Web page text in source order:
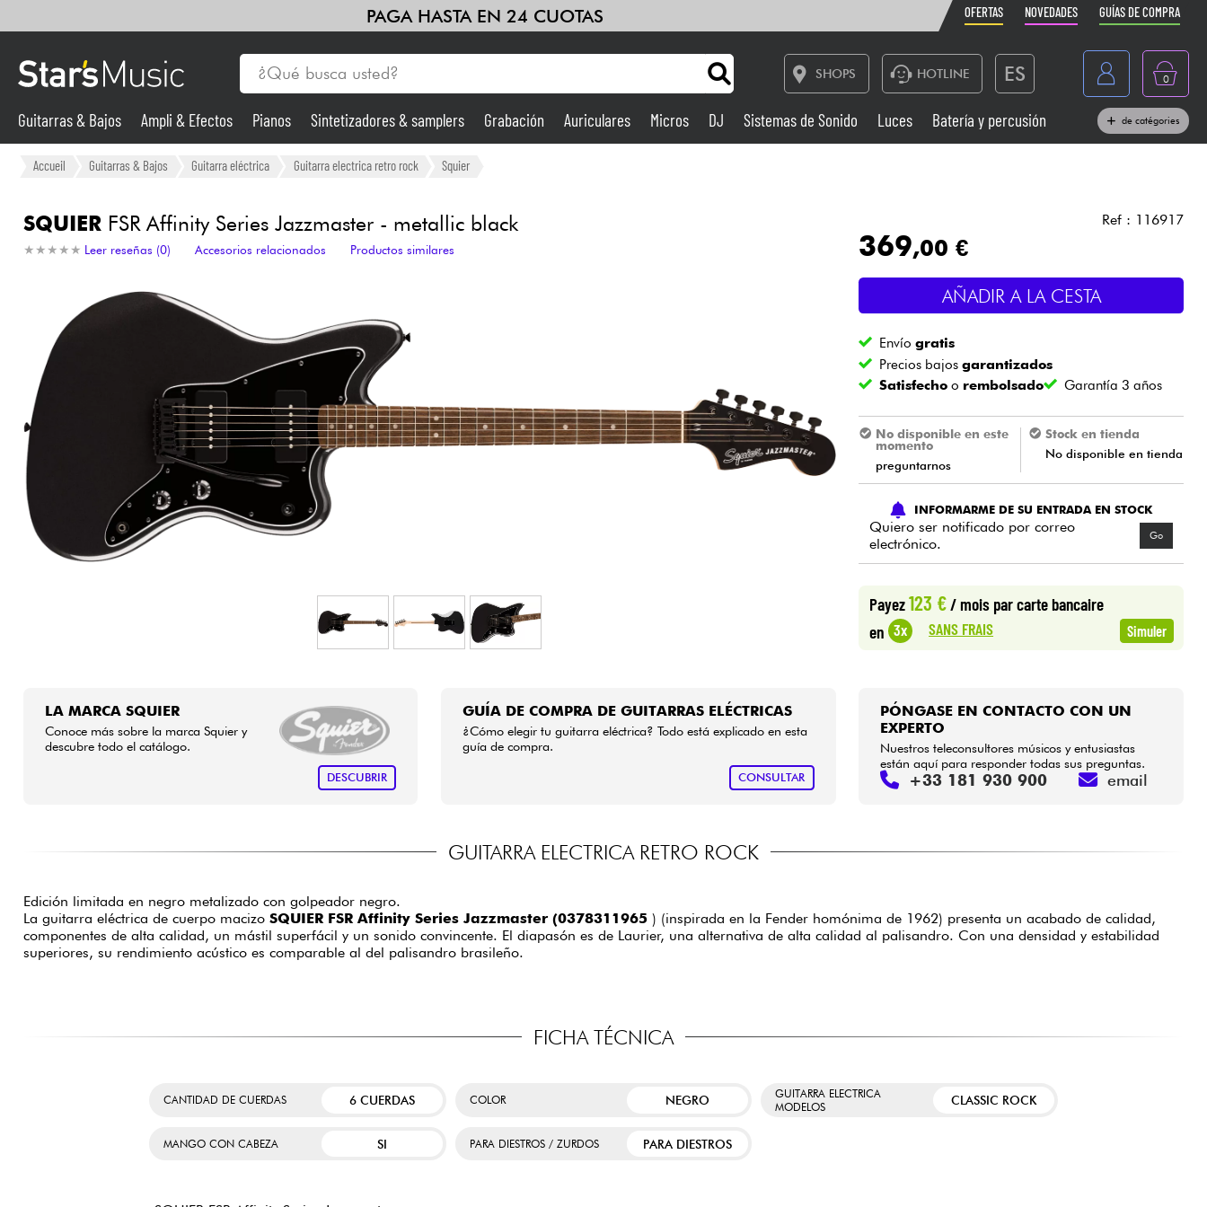
PAGA HASTA EN 24 CUOTAS OFERTAS NOVEDADES GUÍAS DE COMPRA
SHOPS HOTLINE ES
France
Belgique
Nederland
0
Guitarras & Bajos
Sintetizadores & samplers Grabación
Sistemas de Sonido
Luces Vientos
Cables & Acces.
Bundle
Ver nuestras marcas
Guitarras & Bajos Ampli & Efectos Pianos Sintetizadores & samplers Grabación Auriculares Micros DJ Sistemas de Sonido Luces
Batería y percusión
de catégories
Accueil Guitarras & Bajos Guitarra eléctrica Guitarra electrica retro rock Squier
SQUIERFSR Affinity Series Jazzmaster - metallic black
★ ★ ★ ★ ★
★ ★ ★ ★ ★ Leer reseñas (0) Accesorios relacionados Productos similares
Ref : 116917
369,00 €
AÑADIR A LA CESTA
Envíogratis
Precios bajosgarantizados
Satisfecho o rembolsado Garantía 3 años
No disponible en este
momento
preguntarnos
Stock en tienda
No disponible en tienda
INFORMARME DE SU ENTRADA EN STOCK
Quiero ser notificado por correo
electrónico.
Go
Payez123 €/ mois par carte bancaire
en 3x SANS FRAIS Simuler
LA MARCA SQUIER
Conoce más sobre la marca Squier y
descubre todo el catálogo.
DESCUBRIR
GUÍA DE COMPRA DE GUITARRAS ELÉCTRICAS
¿Cómo elegir tu guitarra eléctrica? Todo está explicado en esta
guía de compra.
CONSULTAR
PÓNGASE EN CONTACTO CON UN
EXPERTO
Nuestros teleconsultores músicos y entusiastas
están aquí para responder todas sus preguntas.
+33 181 930 900 email
GUITARRA ELECTRICA RETRO ROCK
Edición limitada en negro metalizado con golpeador negro.
La guitarra eléctrica de cuerpo macizo SQUIER FSR Affinity Series Jazzmaster (0378311965) (inspirada en la Fender homónima de 1962) presenta un acabado de calidad,
componentes de alta calidad, un mástil superfácil y un sonido convincente. El diapasón es de Laurier, una alternativa de alta calidad al palisandro. Con una densidad y estabilidad
superiores, su rendimiento acústico es comparable al del palisandro brasileño.
FICHA TÉCNICA
CANTIDAD DE CUERDAS 6 CUERDAS COLOR NEGRO
GUITARRA ELECTRICA
MODELOS
CLASSIC ROCK
MANGO CON CABEZA SI PARA DIESTROS / ZURDOS PARA DIESTROS